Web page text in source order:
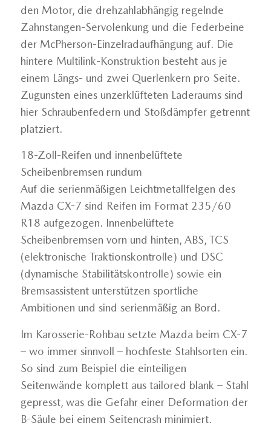
den Motor, die drehzahlabhängig regelnde
Zahnstangen-Servolenkung und die Federbeine
der McPherson-Einzelradaufhängung auf. Die
hintere Multilink-Konstruktion besteht aus je
einem Längs- und zwei Querlenkern pro Seite.
Zugunsten eines unzerklüfteten Laderaums sind
hier Schraubenfedern und Stoßdämpfer getrennt
platziert.
18-Zoll-Reifen und innenbelüftete
Scheibenbremsen rundum
Auf die serienmäßigen Leichtmetallfelgen des
Mazda CX-7 sind Reifen im Format 235/60
R18 aufgezogen. Innenbelüftete
Scheibenbremsen vorn und hinten, ABS, TCS
(elektronische Traktionskontrolle) und DSC
(dynamische Stabilitätskontrolle) sowie ein
Bremsassistent unterstützen sportliche
Ambitionen und sind serienmäßig an Bord.
Im Karosserie-Rohbau setzte Mazda beim CX-7
– wo immer sinnvoll – hochfeste Stahlsorten ein.
So sind zum Beispiel die einteiligen
Seitenwände komplett aus tailored blank – Stahl
gepresst, was die Gefahr einer Deformation der
B-Säule bei einem Seitencrash minimiert.